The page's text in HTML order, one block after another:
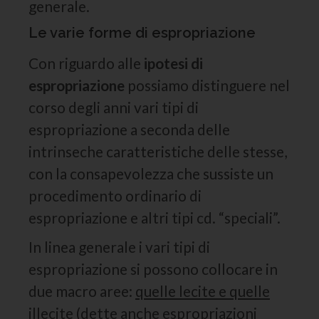
generale.
Le varie forme di espropriazione
Con riguardo alle ipotesi di
espropriazione possiamo distinguere nel
corso degli anni vari tipi di
espropriazione a seconda delle
intrinseche caratteristiche delle stesse,
con la consapevolezza che sussiste un
procedimento ordinario di
espropriazione e altri tipi cd. “speciali”.
In linea generale i vari tipi di
espropriazione si possono collocare in
due macro aree: quelle lecite e quelle
illecite (dette anche espropriazioni